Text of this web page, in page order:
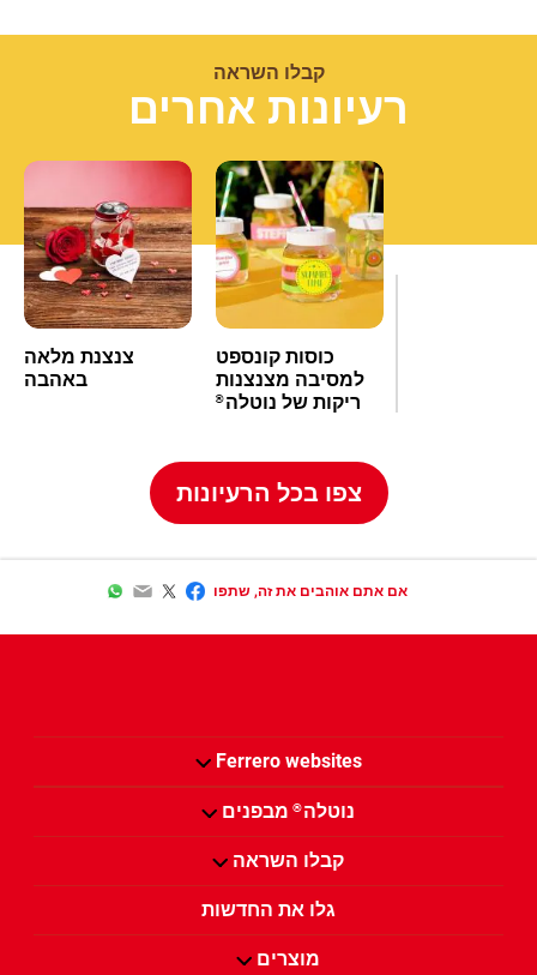
קבלו השראה
רעיונות אחרים
כוסות קונספט
למסיבה מצנצנות
ריקות של נוטלה®
צנצנת מלאה
באהבה
צפו בכל הרעיונות
אם אתם אוהבים את זה, שתפו Facebook
Twitter
Email
WhatsApp
Ferrero websites
נוטלה®מבפנים
קבלו השראה
גלו את החדשות
מוצרים